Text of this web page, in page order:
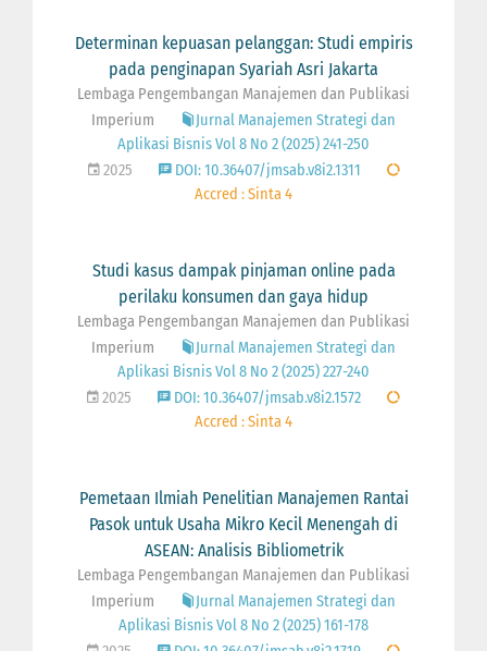
Determinan kepuasan pelanggan: Studi empiris
pada penginapan Syariah Asri Jakarta
Lembaga Pengembangan Manajemen dan Publikasi
Imperium
Jurnal Manajemen Strategi dan
Aplikasi Bisnis Vol 8 No 2 (2025) 241-250
2025
DOI: 10.36407/jmsab.v8i2.1311
Accred : Sinta 4
Studi kasus dampak pinjaman online pada
perilaku konsumen dan gaya hidup
Lembaga Pengembangan Manajemen dan Publikasi
Imperium
Jurnal Manajemen Strategi dan
Aplikasi Bisnis Vol 8 No 2 (2025) 227-240
2025
DOI: 10.36407/jmsab.v8i2.1572
Accred : Sinta 4
Pemetaan Ilmiah Penelitian Manajemen Rantai
Pasok untuk Usaha Mikro Kecil Menengah di
ASEAN: Analisis Bibliometrik
Lembaga Pengembangan Manajemen dan Publikasi
Imperium
Jurnal Manajemen Strategi dan
Aplikasi Bisnis Vol 8 No 2 (2025) 161-178